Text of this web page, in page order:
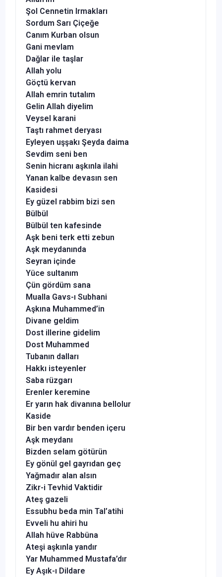
Şol Cennetin Irmakları
Sordum Sarı Çiçeğe
Canım Kurban olsun
Gani mevlam
Dağlar ile taşlar
Allah yolu
Göçtü kervan
Allah emrin tutalım
Gelin Allah diyelim
Veysel karani
Taştı rahmet deryası
Eyleyen uşşakı Şeyda daima
Sevdim seni ben
Senin hicranı aşkınla ilahi
Yanan kalbe devasın sen
Kasidesi
Ey güzel rabbim bizi sen
Bülbül
Bülbül ten kafesinde
Aşk beni terk etti zebun
Aşk meydanında
Seyran içinde
Yüce sultanım
Çün gördüm sana
Mualla Gavs-ı Subhani
Aşkına Muhammed’in
Divane geldim
Dost illerine gidelim
Dost Muhammed
Tubanın dalları
Hakkı isteyenler
Saba rüzgarı
Erenler keremine
Er yarın hak divanına bellolur
Kaside
Bir ben vardır benden içeru
Aşk meydanı
Bizden selam götürün
Ey gönül gel gayrıdan geç
Yağmadır alan alsın
Zikr-i Tevhid Vaktidir
Ateş gazeli
Essubhu beda min Tal’atihi
Evveli hu ahiri hu
Allah hüve Rabbüna
Ateşi aşkınla yandır
Yar Muhammed Mustafa’dır
Ey Aşık-ı Dildare